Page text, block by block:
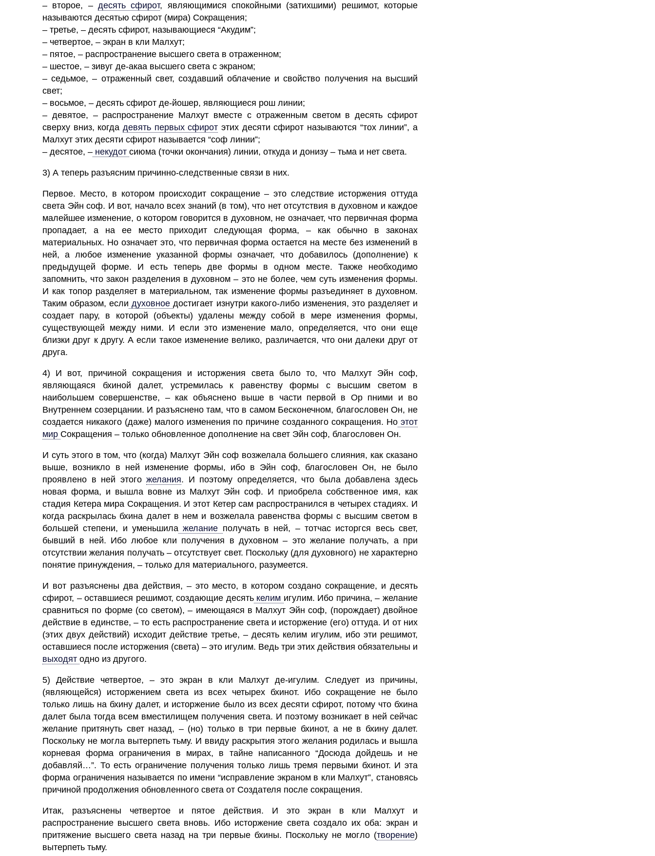
– второе, – десять сфирот, являющимися спокойными (затихшими) решимот, которые
называются десятью сфирот (мира) Сокращения;
– третье, – десять сфирот, называющиеся “Акудим”;
– четвертое, – экран в кли Малхут;
– пятое, – распространение высшего света в отраженном;
– шестое, – зивуг де-акаа высшего света с экраном;
– седьмое, – отраженный свет, создавший облачение и свойство получения навысший
свет;
– восьмое, – десять сфирот де-йошер, являющиеся рош линии;
– девятое, – распространение Малхут вместе с отраженным светом в десять сфирот
сверху вниз, когда девять первых сфирот этих десяти сфирот называются “тох линии”, а
Малхут этих десяти сфирот называется “соф линии”;
– десятое, – некудот сиюма (точки окончания) линии, откуда и донизу – тьма и нет света.
3) А теперь разъясним причинно-следственные связи в них.
Первое. Место, в котором происходитсокращение– это следствие исторжения оттуда
света Эйн соф. И вот, начало всех знаний (в том), что нет отсутствия в духовном и каждое
малейшее изменение, о котором говорится в духовном, не означает, что первичная форма
пропадает, а на ее место приходит следующая форма, – как обычно в законах
материальных. Но означает это, что первичная форма остается на месте без изменений в
ней, а любое изменение указанной формы означает, что добавилось (дополнение) к
предыдущей форме. И есть теперь две формы в одном месте. Также необходимо
запомнить, что закон разделения в духовном – это не более, чем суть изменения формы.
И как топор разделяет в материальном, так изменение формы разъединяет в духовном.
Таким образом, если духовноедостигает изнутри какого-либо изменения, это разделяет и
создает пару, в которой (объекты) удалены между собой в мере изменения формы,
существующей между ними. И если это изменение мало, определяется, что они еще
близки друг к другу. А если такое изменение велико, различается, что они далеки друг от
друга.
4) И вот, причиной сокращения и исторжения света было то, что Малхут Эйн соф,
являющаяся бхиной далет, устремилась к равенству формы с высшим светом в
наибольшем совершенстве, – как объяснено выше в части первой в Ор пними и во
Внутреннем созерцании. И разъяснено там, что в самом Бесконечном, благословен Он, не
создается никакого (даже) малого изменения по причине созданного сокращения. Но этот
мир Сокращения – только обновленное дополнение на свет Эйн соф, благословен Он.
И суть этого в том, что (когда) Малхут Эйн соф возжелала большего слияния, как сказано
выше, возникло в ней изменение формы, ибо в Эйн соф, благословен Он, не было
проявлено в ней этого желания. И поэтому определяется, что была добавлена здесь
новая форма, и вышла вовне из Малхут Эйн соф. И приобрела собственное имя, как
стадия Кетера мира Сокращения. И этот Кетер сам распространился в четырех стадиях. И
когда раскрылась бхина далет в нем и возжелала равенства формы с высшим светом в
большей степени, и уменьшила желание получать в ней, – тотчас исторгся весьсвет,
бывший в ней. Ибо любое кли получения в духовном – это желание получать, а при
отсутствии желания получать – отсутствует свет. Поскольку (для духовного) не характерно
понятие принуждения, – только для материального, разумеется.
И вот разъяснены два действия, – этоместо, в котором создано сокращение, и десять
сфирот, – оставшиеся решимот, создающие десятькелим игулим. Ибо причина, – желание
сравниться по форме (со светом), – имеющаяся в Малхут Эйн соф, (порождает) двойное
действие в единстве, – то есть распространение света и исторжение (его) оттуда. И от них
(этих двух действий) исходит действие третье, – десять келим игулим, ибо эти решимот,
оставшиеся после исторжения (света) – это игулим. Ведь три этих действия обязательны и
выходят одно из другого.
5) Действие четвертое, – это экран в кли Малхут де-игулим. Следует из причины,
(являющейся) исторжением света из всех четырех бхинот. Ибо сокращение не было
только лишь на бхину далет, и исторжение было из всех десяти сфирот, потому что бхина
далет была тогда всем вместилищем получения света. И поэтому возникает в ней сейчас
желание притянуть свет назад, – (но) только в три первые бхинот, а не в бхину далет.
Поскольку не могла вытерпеть тьму. И ввиду раскрытия этогожелания родилась и вышла
корневая форма ограничения в мирах, в тайне написанного “Досюда дойдешь и не
добавляй…”. То есть ограничение получения только лишь тремя первыми бхинот. И эта
форма ограничения называется по имени “исправление экраном в кли Малхут”, становясь
причиной продолжения обновленного света от Создателя после сокращения.
Итак, разъяснены четвертое и пятое действия. И этоэкран в кли Малхут и
распространение высшего света вновь. Ибо исторжение света создало их оба: экран и
притяжение высшего света назад на три первые бхины. Поскольку не могло (творение)
вытерпеть тьму.